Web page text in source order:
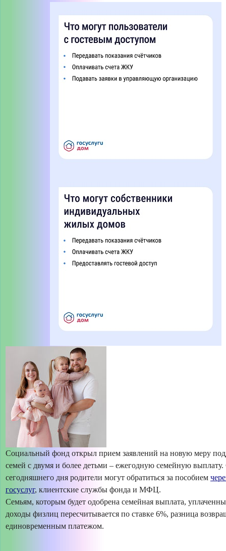
Социальный фонд открыл прием заявлений на новую меру
семей с двумя и более детьми – ежегодную семейную
сегодняшнего дня родители могут обратиться за пособием
госуслуг, клиентские службы фонда и МФЦ.
Семьям, которым будет одобрена семейная выплата,
доходы физлиц пересчитывается по ставке 6%, разница
единовременным платежом.